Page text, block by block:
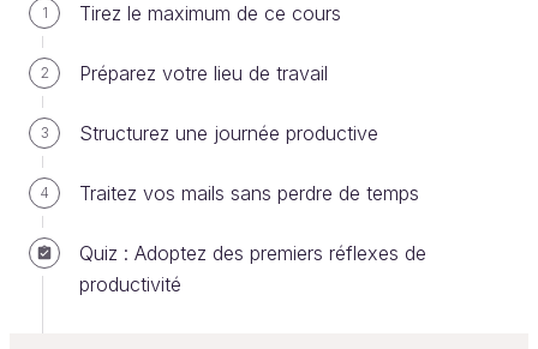
1 Tirez le maximum de ce cours
2 Préparez votre lieu de travail
3 Structurez une journée productive
4 Traitez vos mails sans perdre de temps
Quiz : Adoptez des premiers réflexes de
productivité
Réalisez des réunions plus
efficaces
Bienvenue sur l’école 100% en ligne des métiers qui
ont de l’avenir.
Bénéficiez gratuitement de toutes les fonctionnalités
de ce cours (quiz, vidéos, accès illimité à tous les
chapitres) avec un compte.